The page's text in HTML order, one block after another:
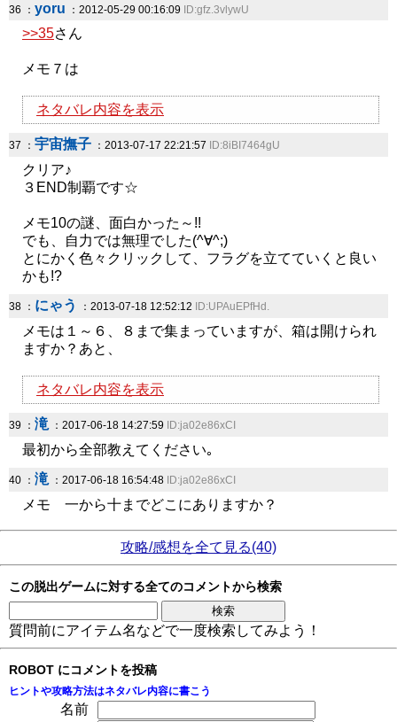
36 ： yoru ：2012-05-29 00:16:09 ID:gfz.3vlywU
>>35さん
メモ７は
ネタバレ内容を表示
37 ： 宇宙撫子 ：2013-07-17 22:21:57 ID:8iBI7464gU
クリア♪
３END制覇です☆
メモ10の謎、面白かった～!!
でも、自力では無理でした(^∀^;)
とにかく色々クリックして、フラグを立てていくと良い
かも!?
38 ： にゃう ：2013-07-18 12:52:12 ID:UPAuEPfHd.
メモは１～６、８まで集まっていますが、箱は開けられ
ますか？あと、
ネタバレ内容を表示
39 ： 滝：2017-06-18 14:27:59 ID:ja02e86xCI
最初から全部教えてください｡
40 ： 滝：2017-06-18 16:54:48 ID:ja02e86xCI
メモ 一から十までどこにありますか？
攻略/感想を全て見る(40)
この脱出ゲームに対する全てのコメントから検索
質問前にアイテム名などで一度検索してみよう！
ROBOT にコメントを投稿
ヒントや攻略方法はネタバレ内容に書こう
名前